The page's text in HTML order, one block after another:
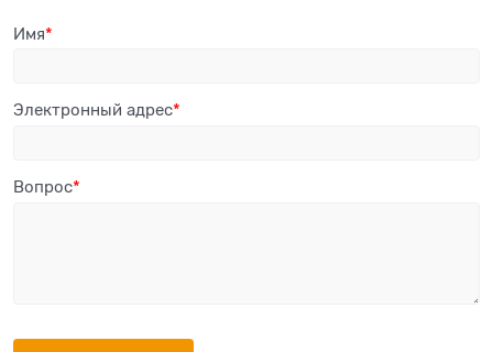
Имя
Электронный адрес
Вопрос